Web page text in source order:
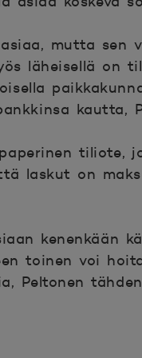
mutta sen
läheisellä on
kautta,
tiliote,
laskut on
kenenkään
toinen voi
Peltonen